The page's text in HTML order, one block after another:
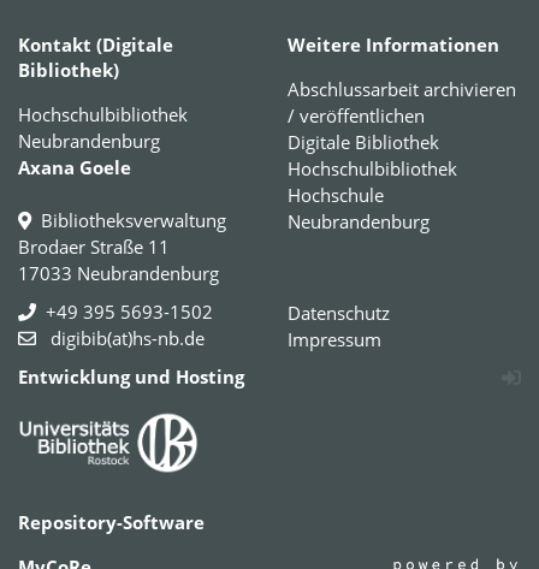
Kontakt (Digitale
Bibliothek)
Hochschulbibliothek
Neubrandenburg
Axana Goele
Bibliotheksverwaltung
Brodaer Straße 11
17033 Neubrandenburg
+49 395 5693-1502
digibib(at)hs-nb.de
Weitere Informationen
Abschlussarbeit archivieren
/ veröffentlichen
Digitale Bibliothek
Hochschulbibliothek
Hochschule
Neubrandenburg
Datenschutz
Impressum
Entwicklung und Hosting
Repository-Software